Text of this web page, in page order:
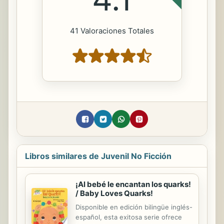
41 Valoraciones Totales
Libros similares de Juvenil No Ficción
¡Al bebé le encantan los quarks!
/ Baby Loves Quarks!
Disponible en edición bilingüe inglés-
español, esta exitosa serie ofrece